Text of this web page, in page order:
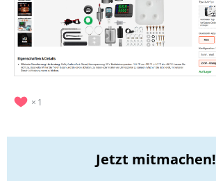
1
Jetzt mitmachen!